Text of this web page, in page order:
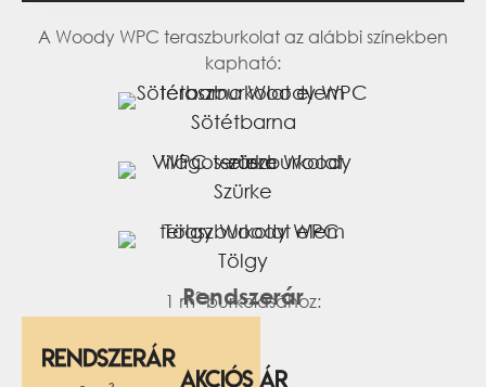
A Woody WPC teraszburkolat az alábbi színekben
kapható:
Sötétbarna
Szürke
Tölgy
Rendszerár
1 m2burkolásához:
Rendszerár
AKCIÓS ÁR